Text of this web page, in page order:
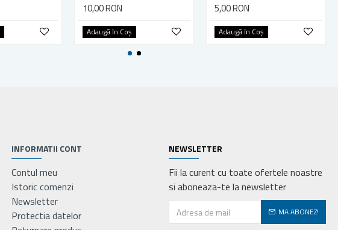
115,00 RON
Adaugă în Coş
10,00 RON
Adaugă în Coş
5,00 RON
Adaugă în Coş
INFORMATII CONT
Contul meu
Istoric comenzi
Newsletter
Protectia datelor
NEWSLETTER
Fii la curent cu toate ofertele noastre
si aboneaza-te la newsletter
MA ABONEZ!